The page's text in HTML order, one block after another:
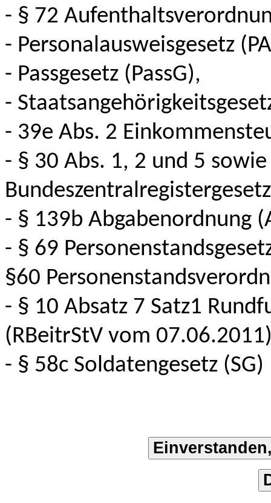
- § 72
- Personalausweisgesetz
- Passgesetz (PassG),
-
- 39e Abs. 2
- § 30 Abs. 1, 2 und 5
- § 139b Abgabenordnung
- § 69
§60
- § 10 Absatz 7 Satz1
(RBeitrStV vom
- § 58c Soldatengesetz (SG)